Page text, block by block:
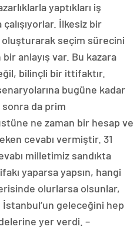
yaptıkları iş
İlkesiz bir
seçim sürecini
anlayış var. Bu kazara
bilinçli bir ittifaktır.
bugüne kadar
da prim
ne zaman bir hesap ve
cevabı vermiştir. 31
milletimiz sandıkta
yaparsa yapsın, hangi
olurlarsa olsunlar,
geleceğini hep
yer verdi. –